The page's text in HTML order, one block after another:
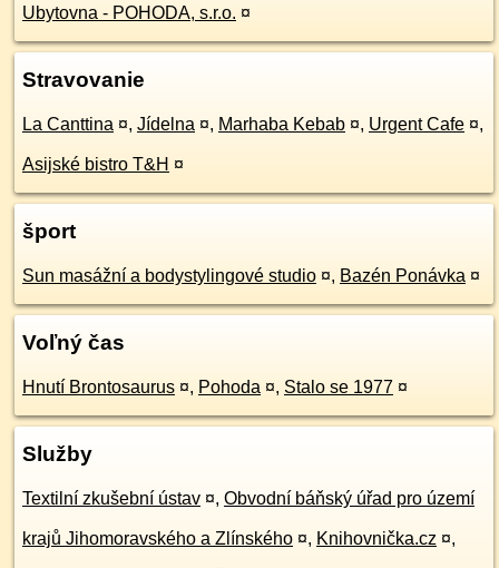
Ubytovna - POHODA, s.r.o. ¤
Stravovanie
La Canttina ¤, Jídelna ¤, Marhaba Kebab ¤, Urgent Cafe ¤,
Asijské bistro T&H ¤
šport
Sun masážní a bodystylingové studio ¤, Bazén Ponávka ¤
Voľný čas
Hnutí Brontosaurus ¤, Pohoda ¤, Stalo se 1977 ¤
Služby
Textilní zkušební ústav ¤, Obvodní báňský úřad pro území
krajů Jihomoravského a Zlínského ¤, Knihovnička.cz ¤,